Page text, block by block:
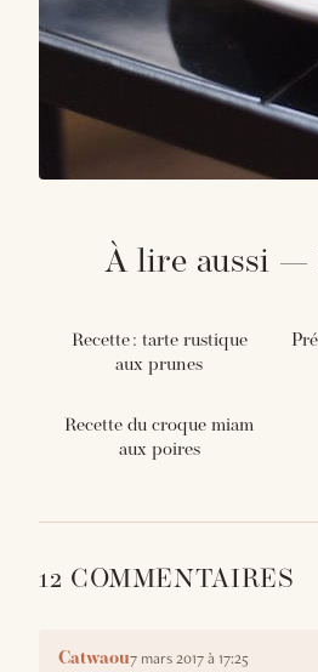
À lire aussi —
Recette : tarte rustique
aux prunes
Recette du croque miam
aux poires
12 COMMENTAIRES
Catwaou7 mars 2017 à 17:25